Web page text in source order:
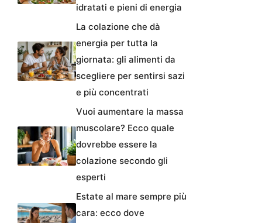
idratati e pieni di energia
La colazione che dà
energia per tutta la
giornata: gli alimenti da
scegliere per sentirsi sazi
e più concentrati
Vuoi aumentare la massa
muscolare? Ecco quale
dovrebbe essere la
colazione secondo gli
esperti
Estate al mare sempre più
cara: ecco dove